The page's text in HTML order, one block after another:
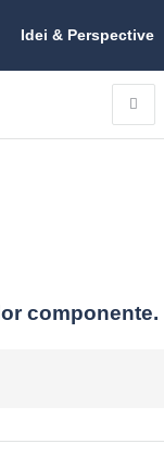
Idei & Perspective
componente.